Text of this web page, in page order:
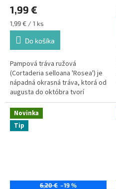
1,99 €
Jednotková
cena:
1,99 € / 1 ks
Do košíka
Pampová tráva ružová
(Cortaderia selloana 'Rosea') je
nápadná okrasná tráva, ktorá od
augusta do októbra tvorí
ružovkasté metliny nad
striebristo-zelenými listami a so
steblami dorastá do 150–200
cm. Dodávame ju ako mladú
Novinka
Tip
6,20 € –19 %